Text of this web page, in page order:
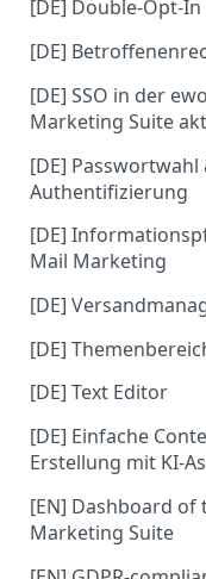
[DE] Double-Opt-In
[DE]
[DE] SSO in der
Marketing Suite
[DE] Passwortwahl
Authentifizierung
[DE]
Mail Marketing
[DE]
[DE]
[DE] Text Editor
[DE] Einfache
Erstellung mit KI-
[EN] Dashboard of
Marketing Suite